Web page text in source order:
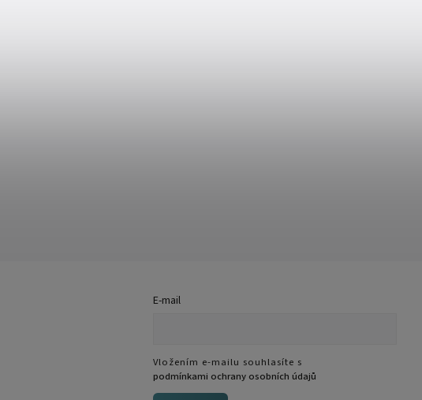
E-mail
Vložením e-mailu souhlasíte s
podmínkami ochrany osobních údajů